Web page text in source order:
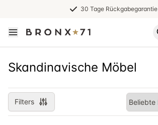
30 Tage Rückgabegarantie
Skandinavische Möbel
Filters